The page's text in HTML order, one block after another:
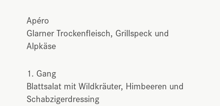
Apéro
Glarner Trockenfleisch, Grillspeck und
Alpkäse
1. Gang
Blattsalat mit Wildkräuter, Himbeeren und
Schabzigerdressing